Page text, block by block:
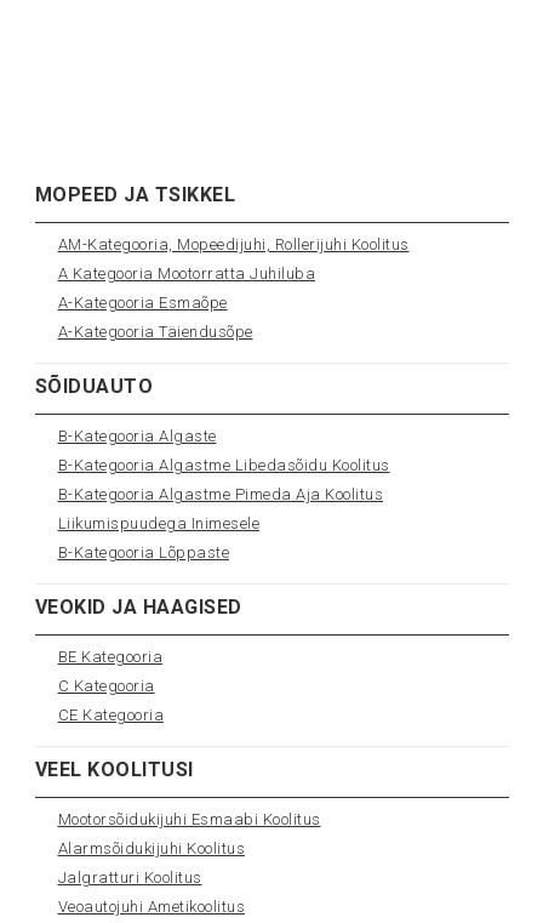
MOPEED JA TSIKKEL
AM-Kategooria, Mopeedijuhi, Rollerijuhi Koolitus
A Kategooria Mootorratta Juhiluba
A-Kategooria Esmaõpe
A-Kategooria Täiendusõpe
SÕIDUAUTO
B-Kategooria Algaste
B-Kategooria Algastme Libedasõidu Koolitus
B-Kategooria Algastme Pimeda Aja Koolitus
Liikumispuudega Inimesele
B-Kategooria Lõppaste
VEOKID JA HAAGISED
BE Kategooria
C Kategooria
CE Kategooria
VEEL KOOLITUSI
Mootorsõidukijuhi Esmaabi Koolitus
Alarmsõidukijuhi Koolitus
Jalgratturi Koolitus
Veoautojuhi Ametikoolitus